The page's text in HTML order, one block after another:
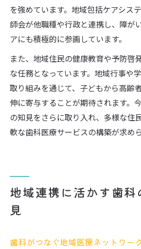
を強めています。地域包括ケアシス
師会が他職種や行政と連携し、障が
アにも積極的に参画しています。
また、地域住民の健康教育や予防啓
な任務となっています。地域行事や
取り組みを通じて、子どもから高齢
伸に寄与することが期待されます。
の知見をさらに取り入れ、多様な住
軟な歯科医療サービスの構築が求めら
地域連携に活かす歯科
見
歯科がつなぐ地域医療ネットワー